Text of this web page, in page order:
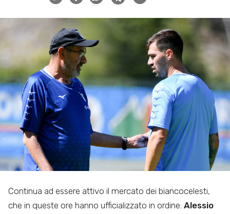
Continua ad essere attivo il mercato dei biancocelesti,
che in queste ore hanno ufficializzato in ordine: Alessio